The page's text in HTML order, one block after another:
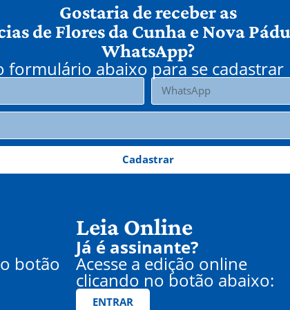
Gostaria de receber as
de Flores da Cunha e Nova
WhatsApp?
formulário abaixo para se cadastrar
Cadastrar
botão
Leia Online
Já é assinante?
Acesse a edição online
clicando no botão abaixo:
ENTRAR